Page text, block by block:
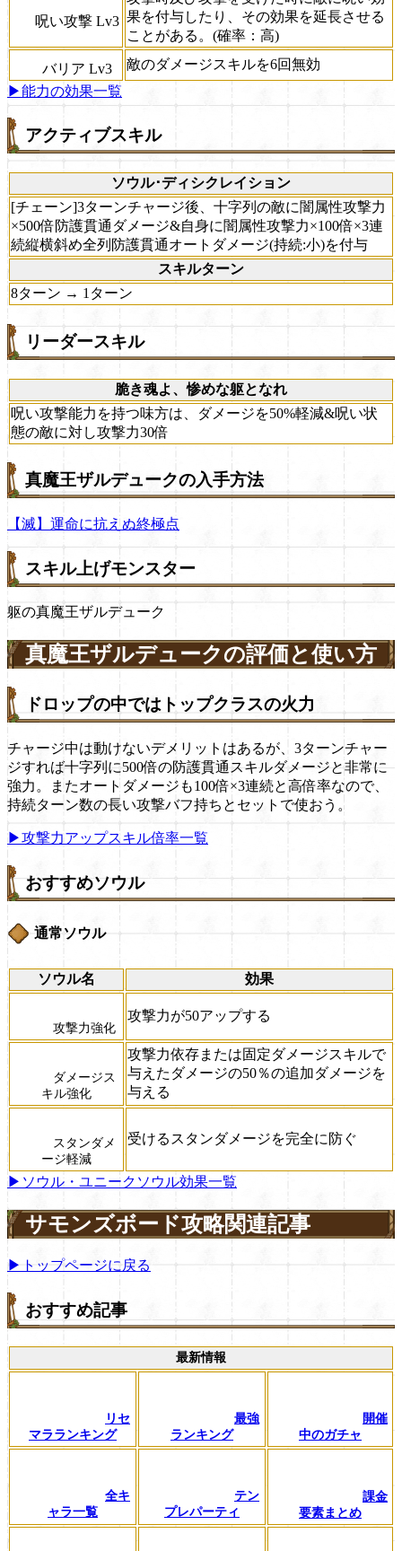
呪い攻撃 Lv3 果を付与したり、その効果を延長させる
ことがある。(確率：高)
バリア Lv3
敵のダメージスキルを6回無効
▶能力の効果一覧
アクティブスキル
ソウル･ディシクレイション
[チェーン]3ターンチャージ後、十字列の敵に闇属性攻撃力
×500倍防護貫通ダメージ&自身に闇属性攻撃力×100倍×3連
続縦横斜め全列防護貫通オートダメージ(持続:小)を付与
スキルターン
8ターン → 1ターン
リーダースキル
脆き魂よ、惨めな躯となれ
呪い攻撃能力を持つ味方は、ダメージを50%軽減&呪い状
態の敵に対し攻撃力30倍
真魔王ザルデュークの入手方法
【滅】運命に抗えぬ終極点
スキル上げモンスター
躯の真魔王ザルデューク
真魔王ザルデュークの評価と使い方
ドロップの中ではトップクラスの火力
チャージ中は動けないデメリットはあるが、3ターンチャー
ジすれば十字列に500倍の防護貫通スキルダメージと非常に
強力。またオートダメージも100倍×3連続と高倍率なので、
持続ターン数の長い攻撃バフ持ちとセットで使おう。
▶攻撃力アップスキル倍率一覧
おすすめソウル
通常ソウル
ソウル名 効果
攻撃力強化
攻撃力が50アップする
ダメージス
キル強化
攻撃力依存または固定ダメージスキルで
与えたダメージの50％の追加ダメージを
与える
スタンダメ
ージ軽減
受けるスタンダメージを完全に防ぐ
▶ソウル・ユニークソウル効果一覧
サモンズボード攻略関連記事
▶トップページに戻る
おすすめ記事
最新情報
リセ
マラランキング
最強
ランキング
開催
中のガチャ
全キ
ャラ一覧
テン
プレパーティ
課金
要素まとめ